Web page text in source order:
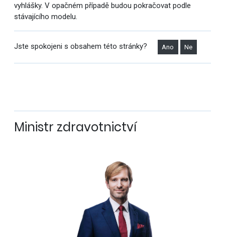
vyhlášky. V opačném případě budou pokračovat podle
stávajícího modelu.
Jste spokojeni s obsahem této stránky? Ano Ne
Ministr zdravotnictví